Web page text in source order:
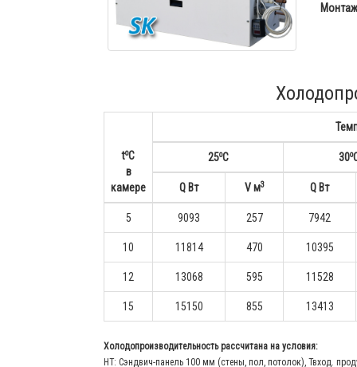
toС
в
камере
25oС 30o
Q Вт V м3 Q Вт
5 9093 257 7942
10 11814 470 10395
12 13068 595 11528
15 15150 855 13413
Холодопроизводительность рассчитана на условия:
НТ: Сэндвич-панель 100 мм (стены, пол, потолок), Твход.